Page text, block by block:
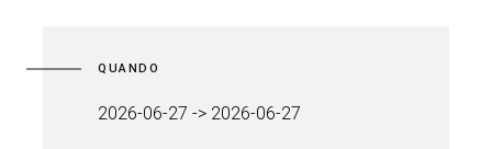
QUANDO
2026-06-27 -> 2026-06-27